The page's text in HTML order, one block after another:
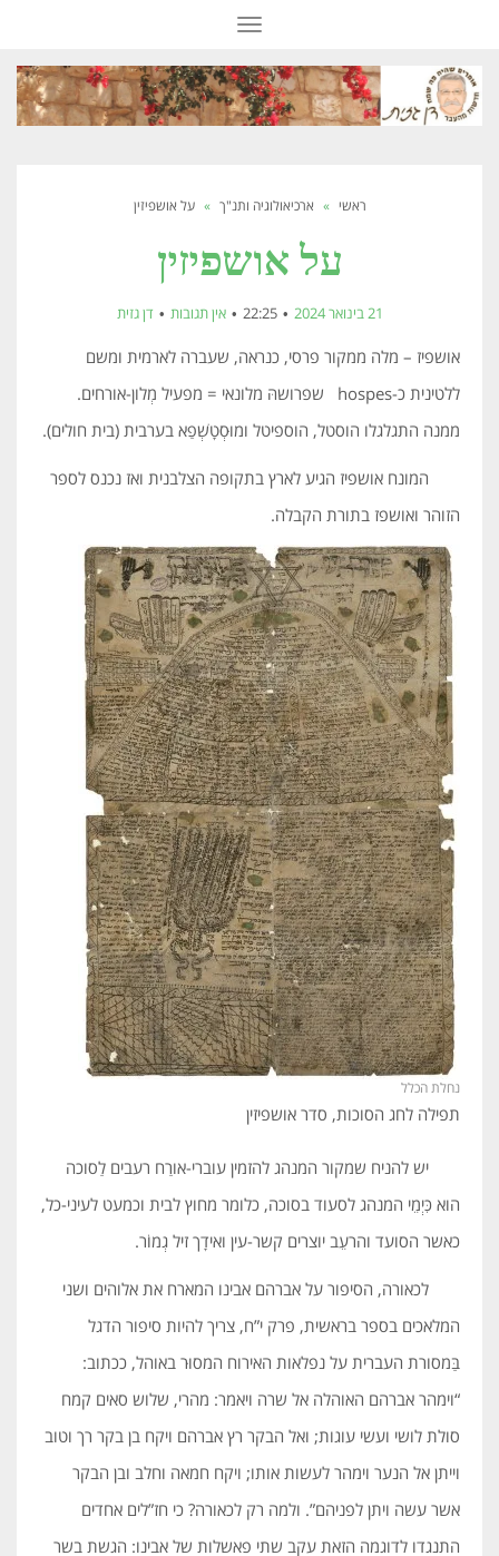
תפריט
ראשי » ארכיאולוגיה ותנ"ך » על אושפיזין
על אושפיזין
21 בינואר 2024 22:25 אין תגובות דן גזית
אושפיז – מלה ממקור פרסי, כנראה, שעברה לארמית ומשם
ללטינית כ-hospes שפרושהּ מלונאי = מפעיל מְלון-אורחים.
ממנה התגלגלו הוסטל, הוספיטל ומוּסְטָשְׁפַא בערבית (בית חולים).
המונח אושפיז הגיע לארץ בתקופה הצלבנית ואז נכנס לספר
הזוהר ואושפז בתורת הקבלה.
נחלת הכלל
תפילה לחג הסוכות, סדר אושפיזין
יש להניח שמקור המנהג להזמין עוברי-אורַח רעבים לַסוכה
הוא כִּיְמֵי המנהג לסעוד בסוכה, כלומר מחוץ לבית וכמעט לעיני-כל,
כאשר הסועד והרעֵב יוצרים קשר-עין ואידָך זיל גְמוֹר.
לכאורה, הסיפור על אברהם אבינו המארח את אלוהים ושני
המלאכים בספר בראשית, פרק י”ח, צריך להיות סיפור הדגל
בַּמסורת העברית על נפלאות האירוח המסוּר באוהל, ככתוב:
“וימהר אברהם האוהלה אל שרה ויאמר: מהרי, שלוש סאים קמח
סולת לושי ועשי עוגות; ואל הבקר רץ אברהם ויקח בן בקר רך וטוב
וייתן אל הנער וימהר לעשות אותו; ויקח חמאה וחלב ובן הבקר
אשר עשה ויתן לפניהם”. ולמה רק לכאורה? כי חז”לים אחדים
התנגדו לדוגמה הזאת עקב שתי פאשלות של אבינו: הגשת בשר